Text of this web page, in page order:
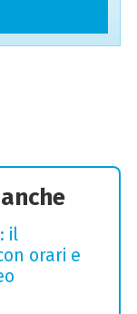
il
orari e